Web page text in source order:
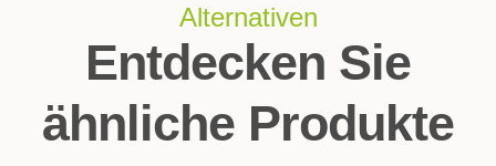
Alternativen
Entdecken Sie
ähnliche Produkte